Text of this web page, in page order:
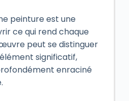
peinture est une
ce qui rend chaque
peut se distinguer
significatif,
enraciné